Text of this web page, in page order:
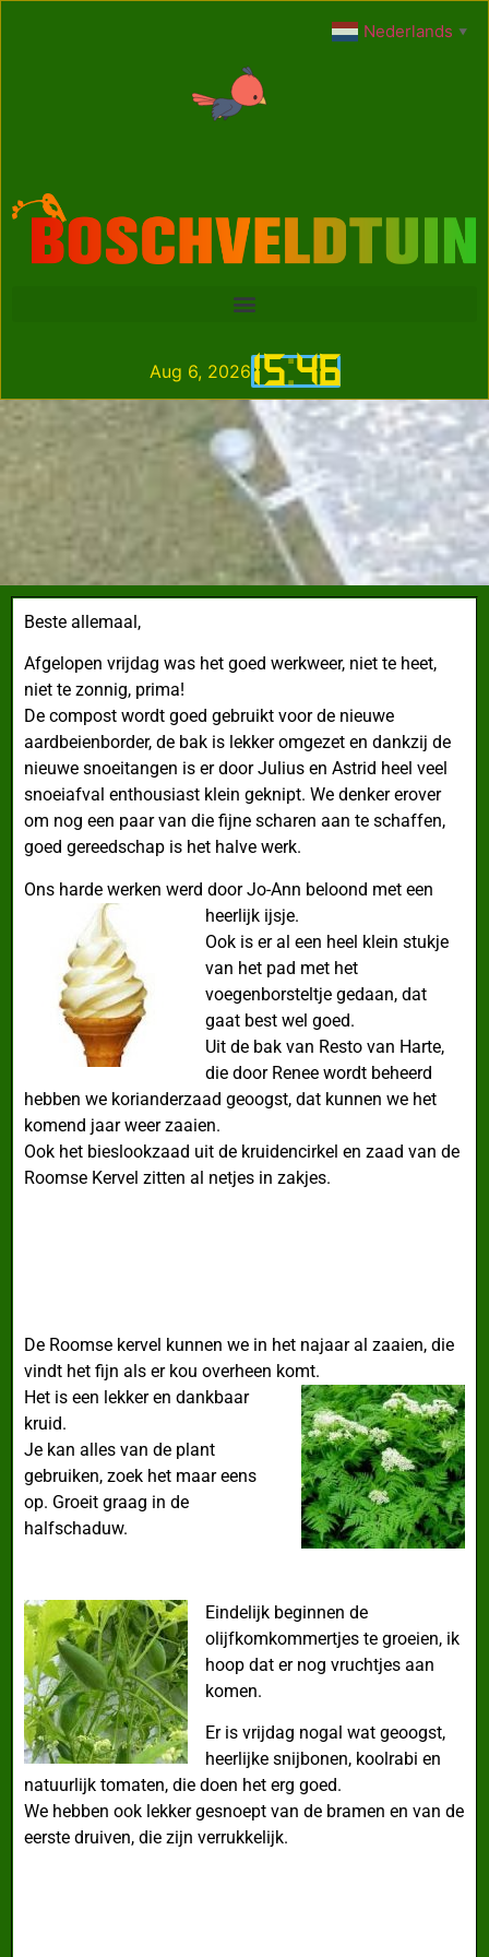
15:46
Aug 6, 2026
Beste allemaal,
Afgelopen vrijdag was het goed werkweer, niet te heet,
niet te zonnig, prima!
De compost wordt goed gebruikt voor de nieuwe
aardbeienborder, de bak is lekker omgezet en dankzij de
nieuwe snoeitangen is er door Julius en Astrid heel veel
snoeiafval enthousiast klein geknipt. We denker erover
om nog een paar van die fijne scharen aan te schaffen,
goed gereedschap is het halve werk.
Ons harde werken werd door Jo-Ann beloond met een
heerlijk ijsje.
Ook is er al een heel klein stukje
van het pad met het
voegenborsteltje gedaan, dat
gaat best wel goed.
Uit de bak van Resto van Harte,
die door Renee wordt beheerd
hebben we korianderzaad geoogst, dat kunnen we het
komend jaar weer zaaien.
Ook het bieslookzaad uit de kruidencirkel en zaad van de
Roomse Kervel zitten al netjes in zakjes.
De Roomse kervel kunnen we in het najaar al zaaien, die
vindt het fijn als er kou overheen komt.
Het is een lekker en dankbaar
kruid.
Je kan alles van de plant
gebruiken, zoek het maar eens
op. Groeit graag in de
halfschaduw.
Eindelijk beginnen de
olijfkomkommertjes te groeien, ik
hoop dat er nog vruchtjes aan
komen.
Er is vrijdag nogal wat geoogst,
heerlijke snijbonen, koolrabi en
natuurlijk tomaten, die doen het erg goed.
We hebben ook lekker gesnoept van de bramen en van de
eerste druiven, die zijn verrukkelijk.
Nederlands ▼